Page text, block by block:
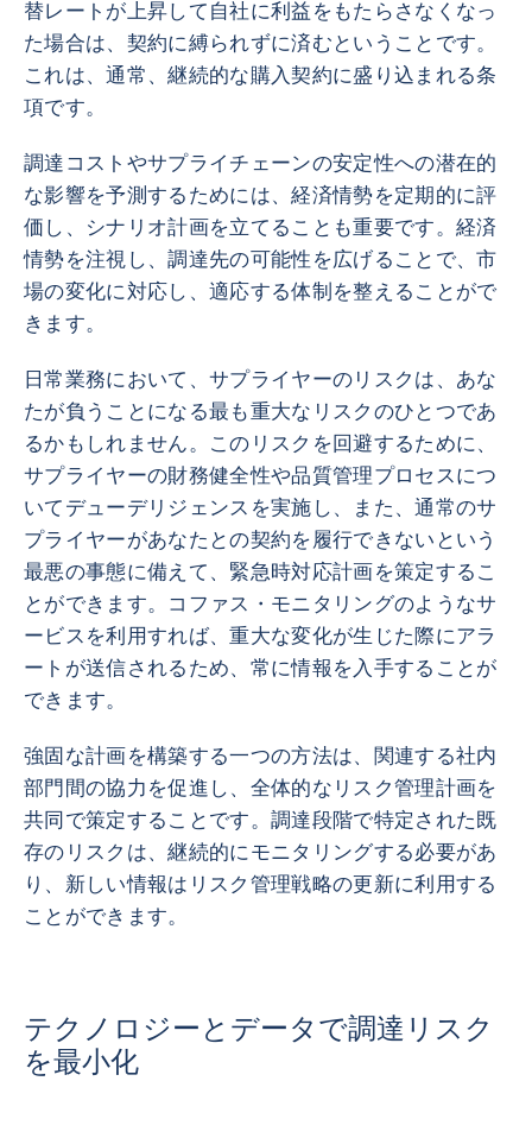
替レートが上昇して自社に利益をもたらさなくなっ
た場合は、契約に縛られずに済むということです。
これは、通常、継続的な購入契約に盛り込まれる条
項です。
調達コストやサプライチェーンの安定性への潜在的
な影響を予測するためには、経済情勢を定期的に評
価し、シナリオ計画を立てることも重要です。経済
情勢を注視し、調達先の可能性を広げることで、市
場の変化に対応し、適応する体制を整えることがで
きます。
日常業務において、サプライヤーのリスクは、あな
たが負うことになる最も重大なリスクのひとつであ
るかもしれません。このリスクを回避するために、
サプライヤーの財務健全性や品質管理プロセスにつ
いてデューデリジェンスを実施し、また、通常のサ
プライヤーがあなたとの契約を履行できないという
最悪の事態に備えて、緊急時対応計画を策定するこ
とができます。コファス・モニタリングのようなサ
ービスを利用すれば、重大な変化が生じた際にアラ
ートが送信されるため、常に情報を入手することが
できます。
強固な計画を構築する一つの方法は、関連する社内
部門間の協力を促進し、全体的なリスク管理計画を
共同で策定することです。調達段階で特定された既
存のリスクは、継続的にモニタリングする必要があ
り、新しい情報はリスク管理戦略の更新に利用する
ことができます。
テクノロジーとデータで調達リスク
を最小化